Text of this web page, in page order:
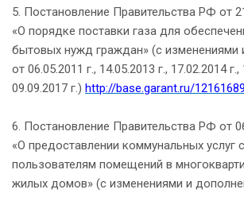
5. Постановление Правительства РФ от
«О порядке поставки газа для
бытовых нужд граждан» (с изменениями
от 06.05.2011 г., 14.05.2013 г., 17.02.2014 г.,
09.09.2017 г.) http://base.garant.ru/
6. Постановление Правительства РФ от
«О предоставлении коммунальных услуг
пользователям помещений в
жилых домов» (с изменениями и